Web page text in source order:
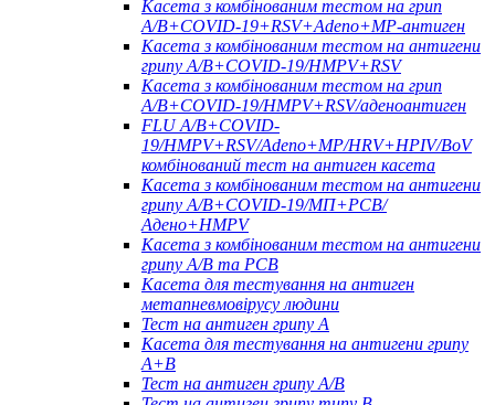
Касета з комбінованим тестом на грип
A/B+COVID-19+RSV+Adeno+MP-антиген
Касета з комбінованим тестом на антигени
грипу A/B+COVID-19/HMPV+RSV
Касета з комбінованим тестом на грип
A/B+COVID-19/HMPV+RSV/аденоантиген
FLU A/B+COVID-
19/HMPV+RSV/Adeno+MP/HRV+HPIV/BoV
комбінований тест на антиген касета
Касета з комбінованим тестом на антигени
грипу A/B+COVID-19/МП+РСВ/
Адено+HMPV
Касета з комбінованим тестом на антигени
грипу A/B та РСВ
Касета для тестування на антиген
метапневмовірусу людини
Тест на антиген грипу A
Касета для тестування на антигени грипу
A+B
Тест на антиген грипу A/B